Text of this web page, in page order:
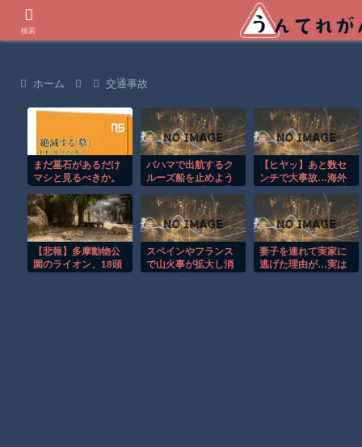
ホーム 交通事故
まだ墓石があるだけ
マシと見るべきか。
り
バハマで出航するク
ルーズ船を止めよう
劇！！
【ヒヤッ】あと数セ
ンチで大事故…海外
すぎる走りがレベチ
ｗ
【悲報】多摩動物公
園のライオン、18頭
スペインやフランス
で山火事が拡大し消
妻子を連れて実家に
逃げた理由が…実は
検索